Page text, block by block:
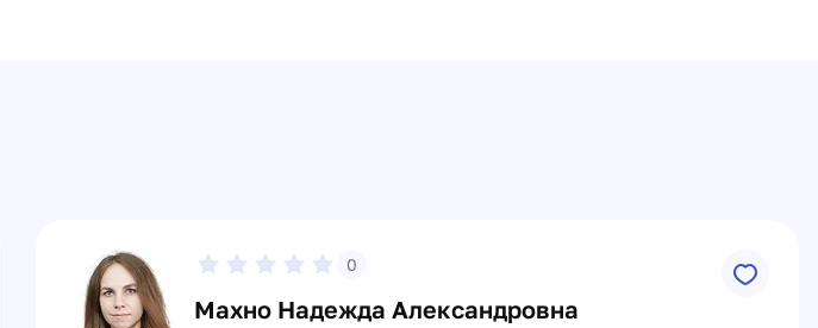
0
Махно Надежда Александровна